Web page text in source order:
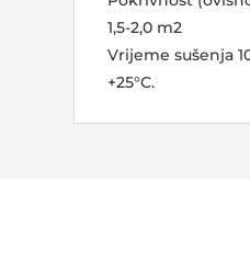
1,5-2,0 m2
Vrijeme sušenja
+25°C.